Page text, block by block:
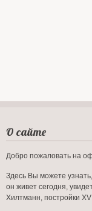
О сайте
Добро пожаловать на
Здесь Вы можете
он живет сегодня,
Хилтманн, постройки